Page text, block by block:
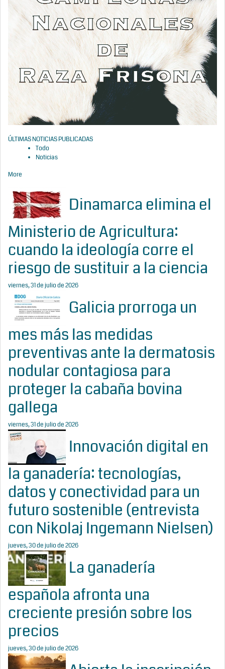
ÚLTIMAS NOTICIAS PUBLICADAS
Todo
Noticias
More
Dinamarca elimina el
Ministerio de Agricultura:
cuando la ideología corre el
riesgo de sustituir a la ciencia
viernes, 31 de julio de 2026
Galicia prorroga un
mes más las medidas
preventivas ante la dermatosis
nodular contagiosa para
proteger la cabaña bovina
gallega
viernes, 31 de julio de 2026
Innovación digital en
la ganadería: tecnologías,
datos y conectividad para un
futuro sostenible (entrevista
con Nikolaj Ingemann Nielsen)
jueves, 30 de julio de 2026
La ganadería
española afronta una
creciente presión sobre los
precios
jueves, 30 de julio de 2026